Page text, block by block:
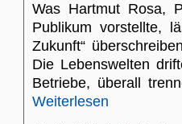
Was Hartmut Rosa,
Publikum vorstellte,
Zukunft“
Die Lebenswelten
Betriebe, überall
Weiterlesen